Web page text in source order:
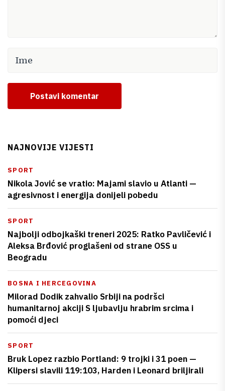
Postavi komentar
NAJNOVIJE VIJESTI
SPORT
Nikola Jović se vratio: Majami slavio u Atlanti —
agresivnost i energija donijeli pobedu
SPORT
Najbolji odbojkaški treneri 2025: Ratko Pavličević i
Aleksa Brđović proglašeni od strane OSS u
Beogradu
BOSNA I HERCEGOVINA
Milorad Dodik zahvalio Srbiji na podršci
humanitarnoj akciji S ljubavlju hrabrim srcima i
pomoći djeci
SPORT
Bruk Lopez razbio Portland: 9 trojki i 31 poen —
Klipersi slavili 119:103, Harden i Leonard briljirali